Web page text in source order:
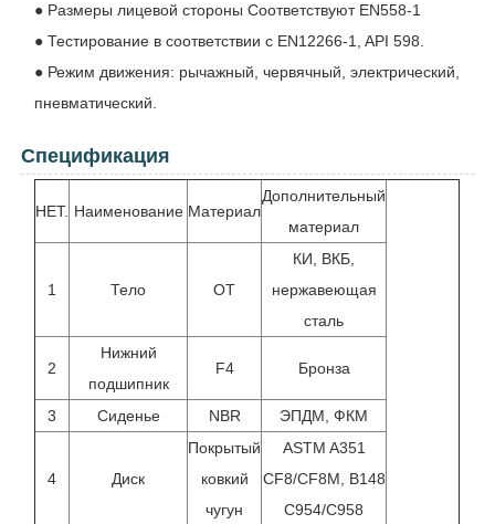
● Размеры лицевой стороны Соответствуют EN558-1
● Тестирование в соответствии с EN12266-1, API 598.
● Режим движения: рычажный, червячный, электрический,
пневматический.
Спецификация
НЕТ. Наименование Материал
Дополнительный
материал
1 Тело ОТ
КИ, ВКБ,
нержавеющая
сталь
2
Нижний
подшипник
F4 Бронза
3 Сиденье NBR ЭПДМ, ФКМ
4 Диск
Покрытый
ковкий
чугун
ASTM A351
CF8/CF8M, B148
C954/C958